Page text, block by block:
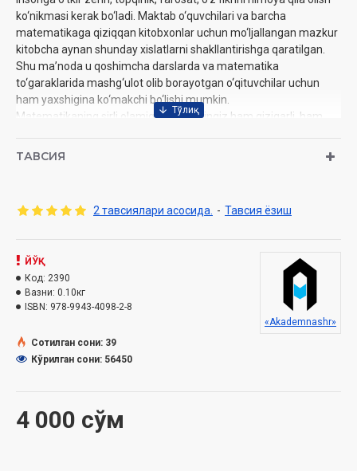
ko‘nikmasi kerak bo‘ladi. Maktab o‘quvchilari va barcha
matematikaga qiziqqan kitobxonlar uchun mo‘ljallangan mazkur
kitobcha aynan shunday xislatlarni shakllantirishga qaratilgan.
Shu ma’noda u qoshimcha darslarda va matematika
to‘garaklarida mashg‘ulot olib borayotgan o‘qituvchilar uchun
ham yaxshigina ko‘makchi bo‘lishi mumkin.
Matematikaning sirli olamiga sayohatingiz ham qiziqarli, ham
Sana: 2019 yil
ISBN:978-9943-4098-2-8
Muqovasi:
ТАВСИЯ
2 тавсиялари асосида. - Тавсия ёзиш
4 000 сўм
ЙЎҚ
Код: 2390
Вазни: 0.10кг
ISBN: 978-9943-4098-2-8
«Akademnashr»
Сотилган сони: 39
Кўрилган сони: 56450